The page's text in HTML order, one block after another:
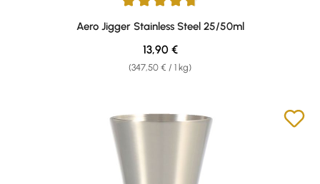
Durchschnittliche Bewertung von 4.67 von 5 Sternen
Aero Jigger Stainless Steel 25/50ml
(347,50 € / 1 kg)
Regulärer Preis:
13,90 €